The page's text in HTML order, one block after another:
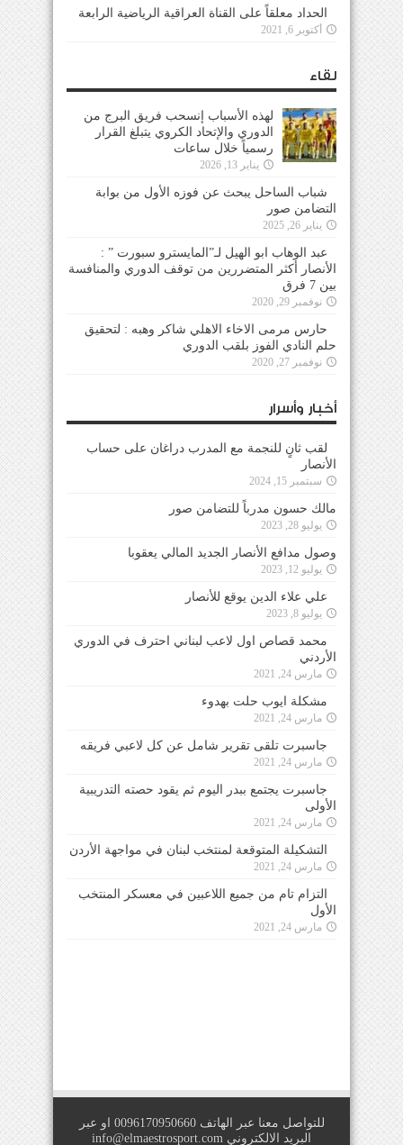
الحداد معلقاً على القناة العراقية الرياضية الرابعة
أكتوبر 6, 2021
لقاء
لهذه الأسباب إنسحب فريق البرج من
الدوري والإتحاد الكروي يتبلغ القرار
رسمياً خلال ساعات
يناير 13, 2026
شباب الساحل يبحث عن فوزه الأول من بوابة
التضامن صور
يناير 26, 2025
عبد الوهاب ابو الهيل لـ”المايسترو سبورت ” :
الأنصار أكثر المتضررين من توقف الدوري والمنافسة
بين 7 فرق
نوفمبر 29, 2020
حارس مرمى الاخاء الاهلي شاكر وهبه : لتحقيق
حلم النادي الفوز بلقب الدوري
نوفمبر 27, 2020
أخبار وأسرار
لقب ثانٍ للنجمة مع المدرب دراغان على حساب
الأنصار
سبتمبر 15, 2024
مالك حسون مدرباً للتضامن صور
يوليو 28, 2023
وصول مدافع الأنصار الجديد المالي يعقوبا
يوليو 12, 2023
علي علاء الدين يوقع للأنصار
يوليو 8, 2023
محمد قصاص اول لاعب لبناني احترف في الدوري
الأردني
مارس 24, 2021
مشكلة ايوب حلت بهدوء
مارس 24, 2021
جاسبرت تلقى تقرير شامل عن كل لاعبي فريقه
مارس 24, 2021
جاسبرت يجتمع ببدر اليوم ثم يقود حصته التدريبية
الأولى
مارس 24, 2021
التشكيلة المتوقعة لمنتخب لبنان في مواجهة الأردن
مارس 24, 2021
التزام تام من جميع اللاعبين في معسكر المنتخب
الأول
مارس 24, 2021
للتواصل معنا عبر الهاتف 0096170950660 او عبر
البريد الالكتروني info@elmaestrosport.com